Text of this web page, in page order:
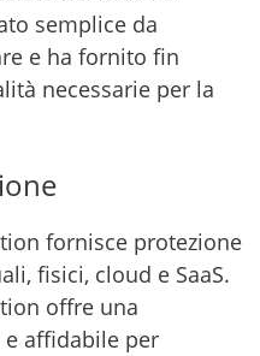
semplice da
e ha fornito fin
necessarie per la
fornisce protezione
fisici, cloud e SaaS.
offre una
affidabile per